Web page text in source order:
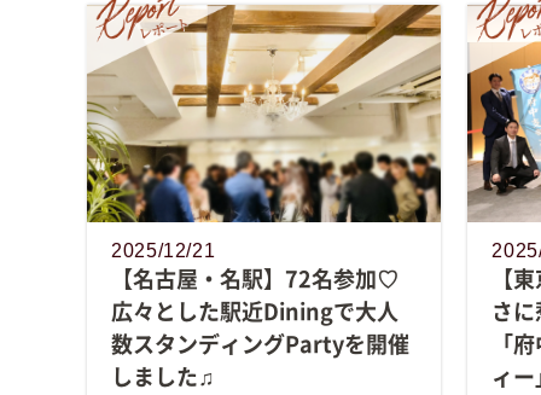
2025/12/21
【名古屋・名駅】72名参加♡
広々とした駅近Diningで大人
数スタンディングPartyを開催
しました♫
【
さ
「
ィ